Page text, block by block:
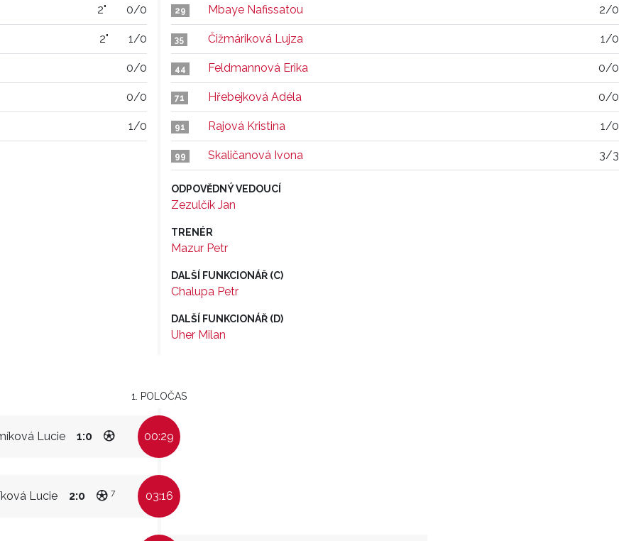
2" 0/0
2" 1/0
0/0
0/0
1/0
29 Mbaye Nafissatou 2/0
35 Čižmáriková Lujza 1/0
44 Feldmannová Erika 0/0
71 Hřebejková Adéla 0/0
91 Rajová Kristina 1/0
99 Skaličanová Ivona 3/3
ODPOVĚDNÝ VEDOUCÍ
Zezulčík Jan
TRENÉR
Mazur Petr
DALŠÍ FUNKCIONÁŘ (C)
Chalupa Petr
DALŠÍ FUNKCIONÁŘ (D)
Uher Milan
1. POLOČAS
Lucie 1:0 00:29
Lucie 2:0 7 03:16